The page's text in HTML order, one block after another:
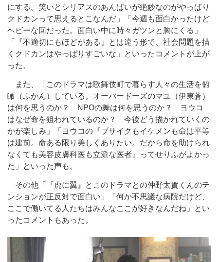
にする。笑いとシリアスのあんばいが絶妙なのがやっぱり
クドカンって思えるとこなんだ」「今週も面白かったけど
ヘビーな回だった。面白い中に時々ガツンと胸にくる」
「『不適切にもほどがある』とは違う形で、社会問題を描
くクドカンはやっぱりすごいな」といったコメントが上が
った。
また、「このドラマは歌舞伎町で暮らす人々の生活を俯
瞰（ふかん）している。オーバードーズのマユ（伊東蒼）
は何を思うのか？ NPOの舞は何を思うのか？ ヨウコ
はなぜ命を狙われているのか？ 今後どう描かれていくの
かが楽しみ」「ヨウコの『ブサイクもイケメンも命は平等
は建前。命ある限り美しくありたい。だから命を助けられ
なくても美容皮膚科医も立派な医者』ってせりふがよかっ
た」といった声も。
その他「『虎に翼』とこのドラマとの仲野太賀くんのテ
ンションが正反対で面白い」「何か不思議な病院だけど、
ここで働いてる人たちはみんなここが好きなんだね」とい
ったコメントもあった。